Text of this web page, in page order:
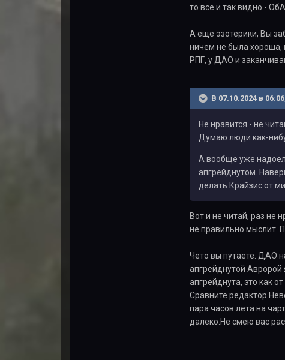
то все и так видно -
А еще эзотерики, Вы
ничем не была хороша,
РПГ, у ДАО и
В 07.10.2024 в
Не нравится - не
Думаю люди как-
А вообще уже надоел
апгрейднутом.
делать Крайзис от
Вот и не читай, раз не
не правильно мыслит.
Чето вы путаете. ДАО
апгрейднутой Авророй
апгрейднута, это как
Сравните редактор
пара часов лета на
далеко.Не смею вас